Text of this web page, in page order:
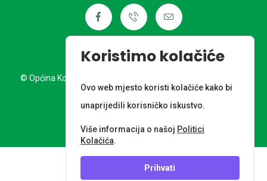
© Općina Kotoriba. Sva prava pridržana. Izrada web stranice:
Nordia grupa d.o.o.
Koristimo kolačiće
Ovo web mjesto koristi kolačiće kako bi
unaprijedili korisničko iskustvo.
Više informacija o našoj Politici
Kolačića.
Prihvati